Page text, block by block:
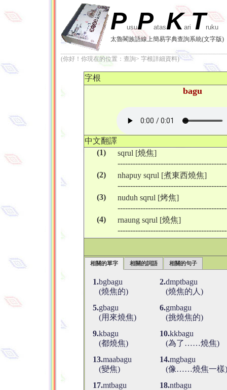
PusuPatasKariTruku
太魯閣族語線上簡易字典查詢系統(文字版)
(你好！你現在的位置：查詢> 字根詳細資料)
字根
bagu
中文翻譯
(1)
sqrul [燒焦]
(2)
nhapuy sqrul [煮東西燒焦]
(3)
nuduh sqrul [烤焦]
(4)
rnaung sqrul [燒焦]
相關的單字 相關的詞語 相關的句子
1.bgbagu
(燒焦的)
2.dmptbagu
(燒焦的人)
5.gbagu
(用來燒焦)
6.gmbagu
(挑燒焦的)
9.kbagu
(都燒焦)
10.kkbagu
(為了……燒焦)
13.maabagu
(變焦)
14.mgbagu
(像……燒焦一樣)
17.mtbagu
18.ntbagu